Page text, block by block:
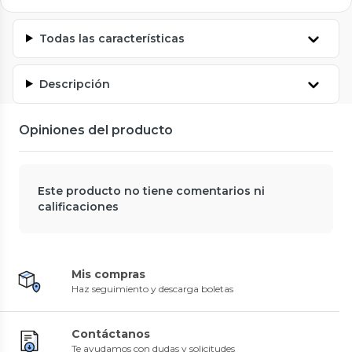
Todas las características
Descripción
Opiniones del producto
Este producto no tiene comentarios ni
calificaciones
Mis compras
Haz seguimiento y descarga boletas
Contáctanos
Te ayudamos con dudas y solicitudes